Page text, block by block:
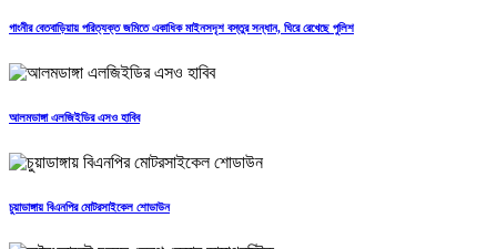
গাংনীর বেতবাড়িয়ায় পরিত্যক্ত জমিতে একাধিক মাইনসদৃশ বস্তুর সন্ধান, ঘিরে রেখেছে পুলিশ
আলমডাঙ্গা এলজিইডির এসও হাবিব
চুয়াডাঙ্গায় বিএনপির মোটরসাইকেল শোডাউন